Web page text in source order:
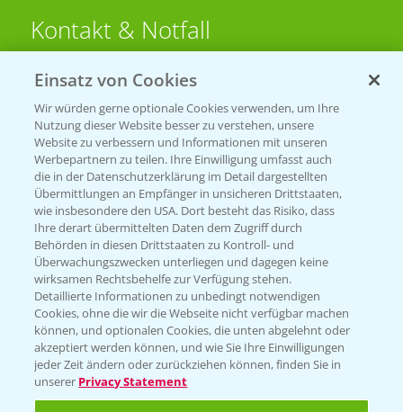
Kontakt & Notfall
Beratung auf WhatsApp
T.+49 (0)174 346 564 1
KONTAKT
Hilfe in Notfällen
T.+49 (0)214/30-20220
Folgen Sie uns
Einsatz von Cookies
Wir würden gerne optionale Cookies verwenden, um Ihre
Nutzung dieser Website besser zu verstehen, unsere
Website zu verbessern und Informationen mit unseren
Werbepartnern zu teilen. Ihre Einwilligung umfasst auch
die in der Datenschutzerklärung im Detail dargestellten
Übermittlungen an Empfänger in unsicheren Drittstaaten,
wie insbesondere den USA. Dort besteht das Risiko, dass
Ihre derart übermittelten Daten dem Zugriff durch
Behörden in diesen Drittstaaten zu Kontroll- und
Überwachungszwecken unterliegen und dagegen keine
wirksamen Rechtsbehelfe zur Verfügung stehen.
Detaillierte Informationen zu unbedingt notwendigen
Cookies, ohne die wir die Webseite nicht verfügbar machen
können, und optionalen Cookies, die unten abgelehnt oder
akzeptiert werden können, und wie Sie Ihre Einwilligungen
jeder Zeit ändern oder zurückziehen können, finden Sie in
unserer Privacy Statement